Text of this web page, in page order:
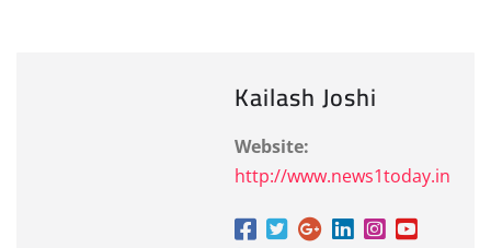
Kailash Joshi
Website:
http://www.news1today.in